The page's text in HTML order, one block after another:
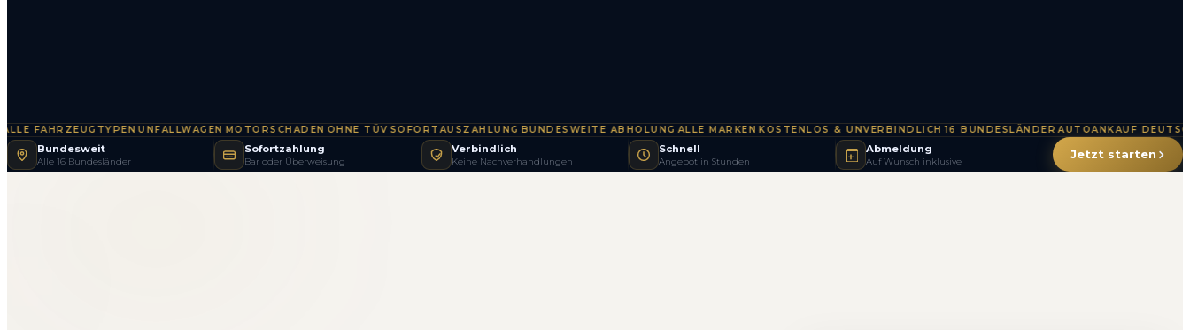
FAHRZEUGTYPEN·UNFALLWAGEN·MOTORSCHADEN·OHNE TÜV· SOFORTAUSZAHLUNG·BUNDESWEITE ABHOLUNG·ALLE MARKEN·KOSTENLOS & UNVERBINDLICH·16 BUNDESLÄNDER·AUTOANKAUF
Bundesweit
Alle 16 Bundesländer
Sofortzahlung
Bar oder Überweisung
Verbindlich
Keine Nachverhandlungen
Schnell
Angebot in Stunden
Abmeldung
Auf Wunsch inklusive Jetzt starten